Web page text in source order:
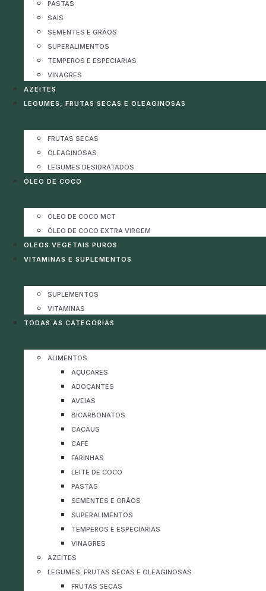
PASTAS
SAIS
SEMENTES E GRÃOS
SUPERALIMENTOS
TEMPEROS E ESPECIARIAS
VINAGRES
AZEITES
LEGUMES, FRUTAS SECAS E OLEAGINOSAS
FRUTAS SECAS
OLEAGINOSAS
LEGUMES DESIDRATADOS
ÓLEO DE COCO
ÓLEO DE COCO MCT
ÓLEO DE COCO EXTRA VIRGEM
OLEOS VEGETAIS PUROS
VITAMINAS E SUPLEMENTOS
SUPLEMENTOS
VITAMINAS
TODAS AS CATEGORIAS
ALIMENTOS
AÇUCARES
ADOÇANTES
AVEIAS
BICARBONATOS
CACAUS
CAFÉ
FARINHAS
LEITE DE COCO
PASTAS
SEMENTES E GRÃOS
SUPERALIMENTOS
TEMPEROS E ESPECIARIAS
VINAGRES
AZEITES
LEGUMES, FRUTAS SECAS E OLEAGINOSAS
FRUTAS SECAS